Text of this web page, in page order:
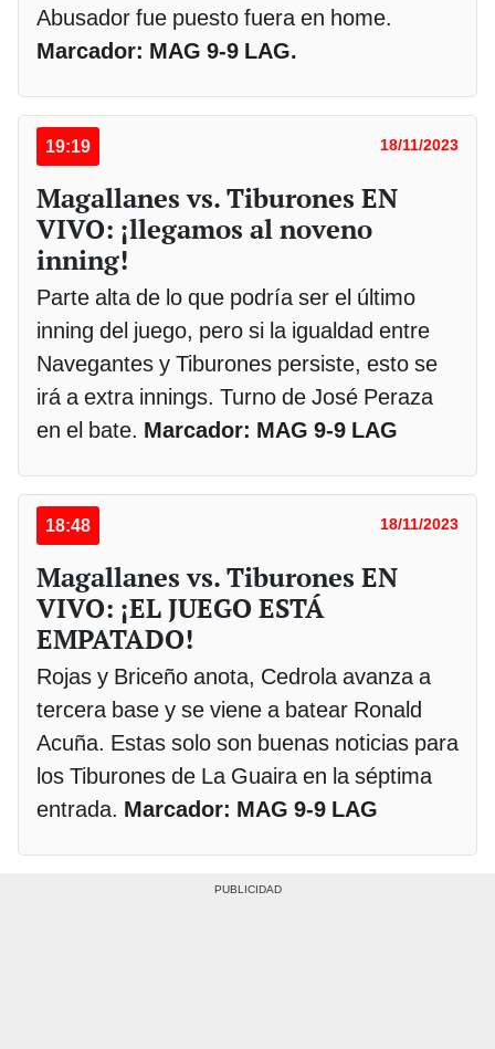
Abusador fue puesto fuera en home.
Marcador: MAG 9-9 LAG.
19:19 18/11/2023
Magallanes vs. Tiburones EN
VIVO: ¡llegamos al noveno
inning!
Parte alta de lo que podría ser el último
inning del juego, pero si la igualdad entre
Navegantes y Tiburones persiste, esto se
irá a extra innings. Turno de José Peraza
en el bate. Marcador: MAG 9-9 LAG
18:48 18/11/2023
Magallanes vs. Tiburones EN
VIVO: ¡EL JUEGO ESTÁ
EMPATADO!
Rojas y Briceño anota, Cedrola avanza a
tercera base y se viene a batear Ronald
Acuña. Estas solo son buenas noticias para
los Tiburones de La Guaira en la séptima
entrada. Marcador: MAG 9-9 LAG